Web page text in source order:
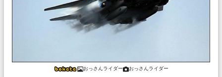
おっさんライダー おっさんライダー